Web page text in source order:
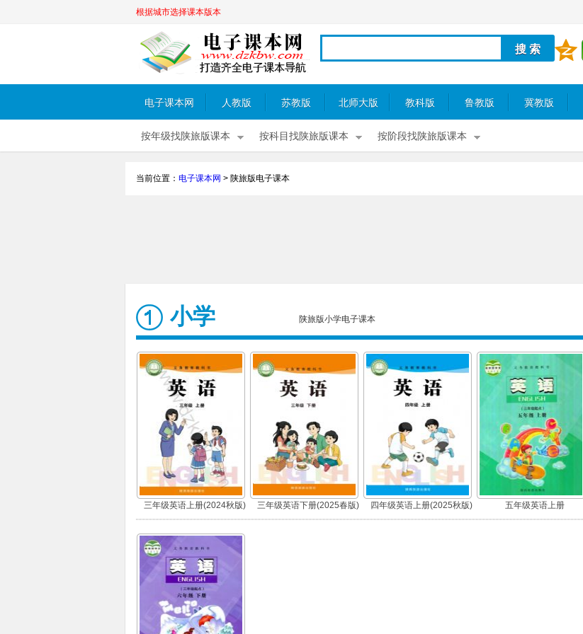
根据城市选择课本版本
电子课本网 人教版 苏教版 北师大版 教科版 鲁教版 冀教版
按年级找陕旅版课本 按科目找陕旅版课本 按阶段找陕旅版课本
当前位置： 电子课本网 > 陕旅版电子课本
小学 陕旅版小学电子课本
三年级英语上册(2024秋版) 三年级英语下册(2025春版) 四年级英语上册(2025秋版) 五年级英语上册